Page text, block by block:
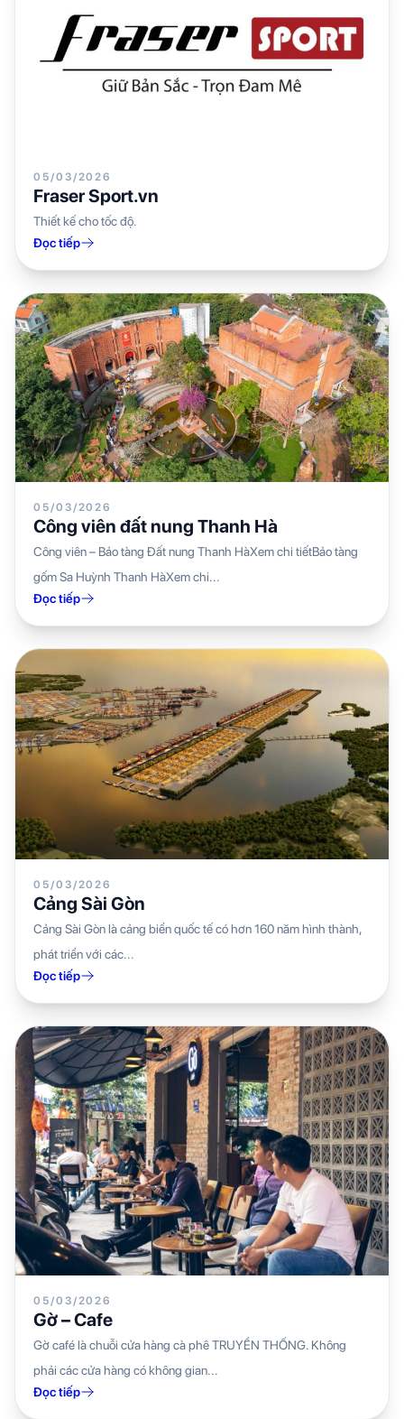
05/03/2026
Fraser Sport.vn
Thiết kế cho tốc độ.
Đọc tiếp
05/03/2026
Công viên đất nung Thanh Hà
Công viên – Bảo tàng Đất nung Thanh HàXem chi tiếtBảo tàng
gốm Sa Huỳnh Thanh HàXem chi...
Đọc tiếp
05/03/2026
Cảng Sài Gòn
Cảng Sài Gòn là cảng biển quốc tế có hơn 160 năm hình thành,
phát triển với các...
Đọc tiếp
05/03/2026
Gờ – Cafe
Gờ café là chuỗi cửa hàng cà phê TRUYỀN THỐNG. Không
phải các cửa hàng có không gian...
Đọc tiếp